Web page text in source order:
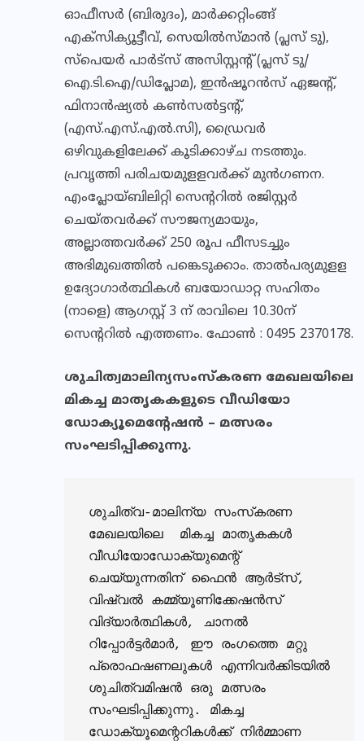
ഓഫീസര്‍ (ബിരുദം), മാര്‍ക്കറ്റിംങ്ങ്
എക്‌സിക്യൂട്ടീവ്, സെയില്‍സ്മാന്‍ (പ്ലസ് ടു),
സ്‌പെയര്‍ പാര്‍ട്‌സ് അസിസ്റ്റന്റ് (പ്ലസ് ടു/
ഐ.ടി.ഐ/ഡിപ്ലോമ), ഇന്‍ഷൂറന്‍സ് ഏജന്റ്,
ഫിനാന്‍ഷ്യല്‍ കണ്‍സല്‍ട്ടന്റ്,
(എസ്.എസ്.എല്‍.സി), ഡ്രൈവര്‍
ഒഴിവുകളിലേക്ക് കൂടിക്കാഴ്ച നടത്തും.
പ്രവൃത്തി പരിചയമുളളവര്‍ക്ക് മുന്‍ഗണന.
എംപ്ലോയ്ബിലിറ്റി സെന്ററില്‍ രജിസ്റ്റര്‍
ചെയ്തവര്‍ക്ക് സൗജന്യമായും,
അല്ലാത്തവര്‍ക്ക് 250 രൂപ ഫീസടച്ചും
അഭിമുഖത്തില്‍ പങ്കെടുക്കാം. താല്‍പര്യമുളള
ഉദ്യോഗാര്‍ത്ഥികള്‍ ബയോഡാറ്റ സഹിതം
(നാളെ) ആഗസ്റ്റ് 3 ന് രാവിലെ 10.30ന്
സെന്ററില്‍ എത്തണം. ഫോണ്‍ : 0495 2370178.
ശുചിത്വമാലിന്യസംസ്‌കരണ മേഖലയിലെ
മികച്ച മാതൃകകളുടെ വീഡിയോ
ഡോക്യൂമെന്റേഷന്‍ – മത്സരം
സംഘടിപ്പിക്കുന്നു.
ശുചിത്വ-മാലിന്യ സംസ്‌കരണ
മേഖലയിലെ  മികച്ച മാതൃകകള്‍
വീഡിയോഡോക്യുമെന്റ്
ചെയ്യുന്നതിന് ഫൈന്‍ ആര്‍ട്‌സ്,
വിഷ്വല്‍ കമ്മ്യൂണിക്കേഷന്‍സ്
വിദ്യാര്‍ത്ഥികള്‍, ചാനല്‍
റിപ്പോര്‍ട്ടര്‍മാര്‍, ഈ രംഗത്തെ മറ്റു
പ്രൊഫഷണലുകള്‍ എന്നിവര്‍ക്കിടയില്‍
ശുചിത്വമിഷന്‍ ഒരു മത്സരം
സംഘടിപ്പിക്കുന്നു. മികച്ച
ഡോക്യൂമെന്ററികള്‍ക്ക് നിര്‍മ്മാണ